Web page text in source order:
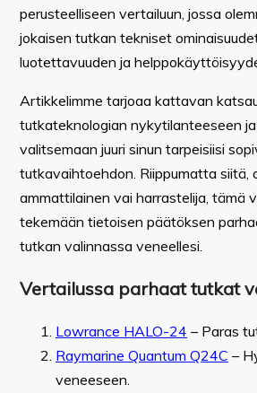
perusteelliseen vertailuun, jossa
jokaisen tutkan tekniset
luotettavuuden ja
Artikkelimme tarjoaa kattavan
tutkateknologian nykytilanteeseen
valitsemaan juuri sinun tarpeisiisi
tutkavaihtoehdon. Riippumatta siitä,
ammattilainen vai harrastelija, tämä
tekemään tietoisen päätöksen
tutkan valinnassa veneellesi.
Vertailussa parhaat tutkat
Lowrance HALO-24 – Paras
Raymarine Quantum Q24C –
veneeseen.